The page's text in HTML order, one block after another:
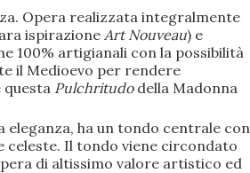
Opera realizzata integralmente
ispirazioneArt Nouveau) e
100% artigianali con la possibilità
il Medioevo per rendere
questa Pulchritudo della Madonna
eleganza, ha un tondo centrale con
celeste. Il tondo viene circondato
di altissimo valore artistico ed